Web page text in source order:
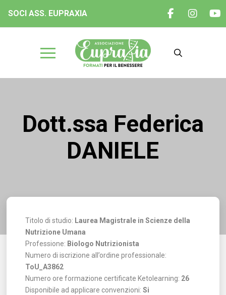
SOCI ASS. EUPRAXIA
Dott.ssa Federica
DANIELE
Titolo di studio: Laurea Magistrale in Scienze della
Nutrizione Umana
Professione: Biologo Nutrizionista
Numero di iscrizione all’ordine professionale:
ToU_A3862
Numero ore formazione certificate Ketolearning: 26
Disponibile ad applicare convenzioni: Si